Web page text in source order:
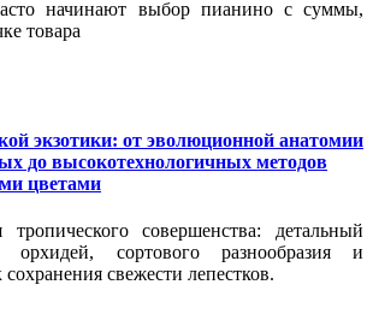
начинают выбор пианино с суммы,
товара
экзотики: от эволюционной анатомии
до высокотехнологичных методов
цветами
тропического совершенства: детальный
орхидей, сортового разнообразия и
свежести лепестков.